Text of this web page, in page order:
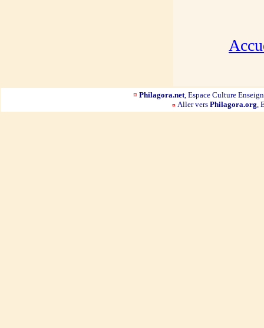
¤ Philagora.net, Espace Culture
¤ Aller vers Philagora.org,